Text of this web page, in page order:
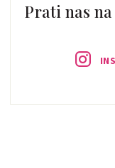
Prati nas